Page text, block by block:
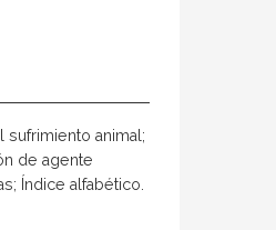
sufrimiento animal;
de agente
Índice alfabético.